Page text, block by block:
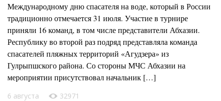
Международному дню спасателя на воде, который в России
традиционно отмечается 31 июля. Участие в турнире
приняли 16 команд, в том числе представители Абхазии.
Республику во второй раз подряд представляла команда
спасателей пляжных территорий «Агудзера» из
Гулрыпшского района. Со стороны МЧС Абхазии на
мероприятии присутствовал начальник […]
6 августа 32971